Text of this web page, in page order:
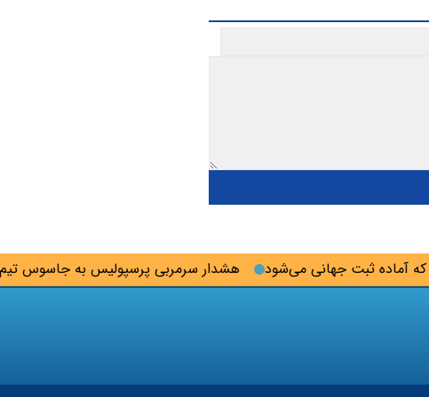
هشدار سرمربی پرسپولیس به جاسوس تیم ثبت جهانی می‌شود